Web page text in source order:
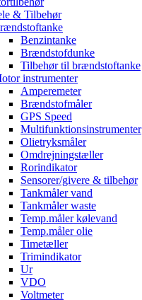
& Tilbehør
Benzintanke
Brændstofdunke
Tilbehør til brændstoftanke
instrumenter
Amperemeter
Brændstofmåler
GPS Speed
Multifunktionsinstrumenter
Olietryksmåler
Omdrejningstæller
Rorindikator
Sensorer/givere & tilbehør
Tankmåler vand
Tankmåler waste
Temp.måler kølevand
Temp.måler olie
Timetæller
Trimindikator
Ur
VDO
Voltmeter